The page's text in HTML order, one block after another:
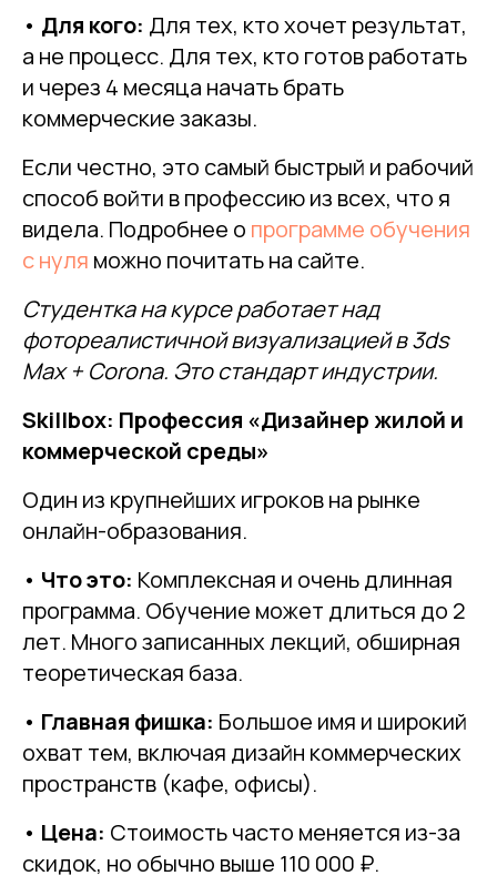
• Для кого: Для тех, кто хочет результат,
а не процесс. Для тех, кто готов работать
и через 4 месяца начать брать
коммерческие заказы.
Если честно, это самый быстрый и рабочий
способ войти в профессию из всех, что я
видела. Подробнее о программе обучения
с нуля можно почитать на сайте.
Студентка на курсе работает над
фотореалистичной визуализацией в 3ds
Max + Corona. Это стандарт индустрии.
Skillbox: Профессия «Дизайнер жилой и
коммерческой среды»
Один из крупнейших игроков на рынке
онлайн-образования.
• Что это: Комплексная и очень длинная
программа. Обучение может длиться до 2
лет. Много записанных лекций, обширная
теоретическая база.
• Главная фишка: Большое имя и широкий
охват тем, включая дизайн коммерческих
пространств (кафе, офисы).
• Цена: Стоимость часто меняется из-за
скидок, но обычно выше 110 000 ₽.